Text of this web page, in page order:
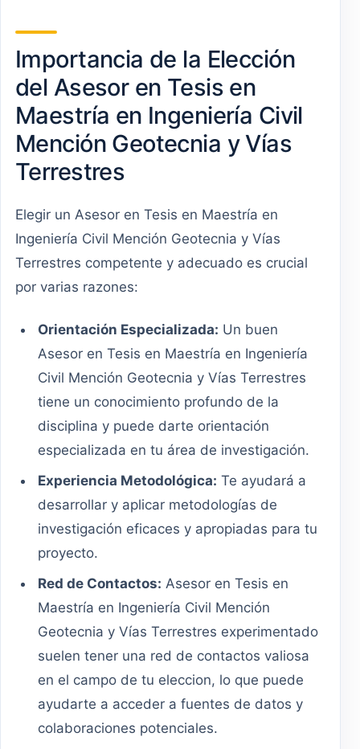
Importancia de la Elección
del Asesor en Tesis en
Maestría en Ingeniería Civil
Mención Geotecnia y Vías
Terrestres
Elegir un Asesor en Tesis en Maestría en
Ingeniería Civil Mención Geotecnia y Vías
Terrestres competente y adecuado es crucial
por varias razones:
Orientación Especializada: Un buen
Asesor en Tesis en Maestría en Ingeniería
Civil Mención Geotecnia y Vías Terrestres
tiene un conocimiento profundo de la
disciplina y puede darte orientación
especializada en tu área de investigación.
Experiencia Metodológica: Te ayudará a
desarrollar y aplicar metodologías de
investigación eficaces y apropiadas para tu
proyecto.
Red de Contactos: Asesor en Tesis en
Maestría en Ingeniería Civil Mención
Geotecnia y Vías Terrestres experimentado
suelen tener una red de contactos valiosa
en el campo de tu eleccion, lo que puede
ayudarte a acceder a fuentes de datos y
colaboraciones potenciales.